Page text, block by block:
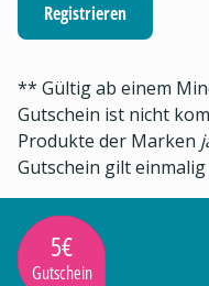
Registrieren
** Gültig ab einem
Gutschein ist nicht
Produkte der Marken
Gutschein gilt
5€
Gutschein